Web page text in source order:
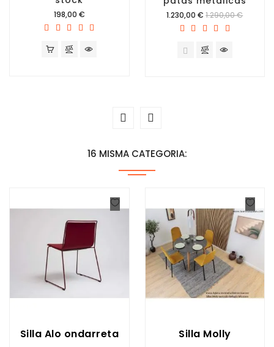
Precio
198,00 € Precio
1.230,00 € 1.290,00 €
16 MISMA CATEGORIA:
Silla Alo ondarreta Silla Molly